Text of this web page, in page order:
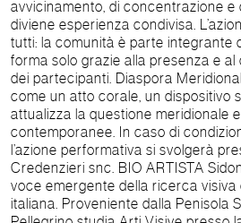
avvicinamento, di concentrazione
diviene esperienza condivisa. L’azione è aperta a tutte e
tutti: la comunità è parte integrante
forma solo grazie alla presenza e
dei partecipanti. Diaspora
come un atto corale, un dispositivo
attualizza la questione meridionale
contemporanee. In caso di
l’azione performativa si svolgerà
Credenzieri snc. BIO ARTISTA
voce emergente della ricerca
italiana. Proveniente dalla Penisola